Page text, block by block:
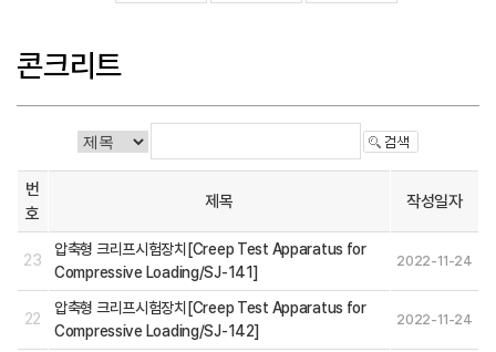
콘크리트
번
호
제목 작성일자
23
압축형 크리프시험장치[Creep Test Apparatus for
Compressive Loading/SJ-141]
2022-11-24
22
압축형 크리프시험장치[Creep Test Apparatus for
Compressive Loading/SJ-142]
2022-11-24